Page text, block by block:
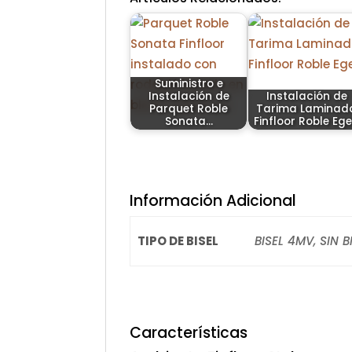
Suministro e
Instalación de
Parquet Roble
Sonata…
Instalación de
Tarima
Finfloor Roble
Información Adicional
TIPO DE BISEL BISEL 4MV, SIN
Características